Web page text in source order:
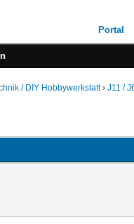
Portal
/ DIY Hobbywerkstatt› J11 /